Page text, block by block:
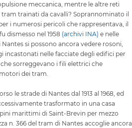
meccanica, mentre le altre reti
trainati da cavalli? Soprannominato il
i numerosi pericoli che rappresentava, il
dismesso nel 1958 (archivi INA) e nelle
si possono ancora vedere rosoni,
incastonati nelle facciate degli edifici per
sorreggevano i fili elettrici che
dei tram.
le strade di Nantes dal 1913 al 1968, ed
trasformato in una casa
marittimi di Saint-Brevin per mezzo
n. 366 del tram di Nantes accoglie ancora